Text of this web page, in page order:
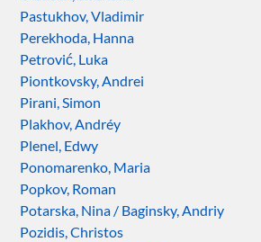
Pastukhov, Vladimir
Perekhoda, Hanna
Petrović, Luka
Piontkovsky, Andrei
Pirani, Simon
Plakhov, Andréy
Plenel, Edwy
Ponomarenko, Maria
Popkov, Roman
Potarska, Nina / Baginsky, Andriy
Pozidis, Christos